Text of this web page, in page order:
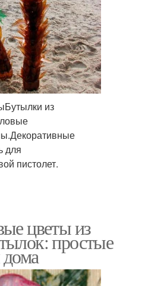
из
для
пистолет.
цветы из
простые